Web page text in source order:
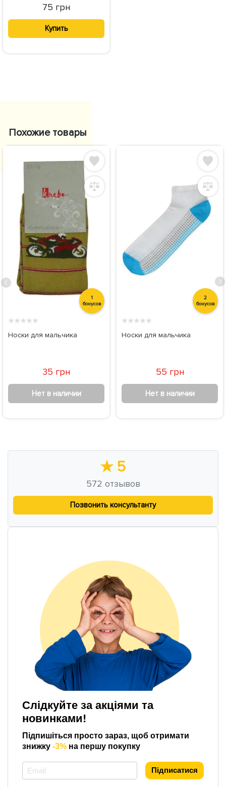
75 грн
Купить
Похожие товары
1
бонусов
★★★★★
Носки для мальчика
35 грн
Нет в наличии
2
бонусов
★★★★★
Носки для мальчика
55 грн
Нет в наличии
★ 5
572 отзывов
Позвонить консультанту
Слідкуйте за акціями та
новинками!
Підпишіться просто зараз, щоб отримати
знижку -3% на першу покупку
Підписатися